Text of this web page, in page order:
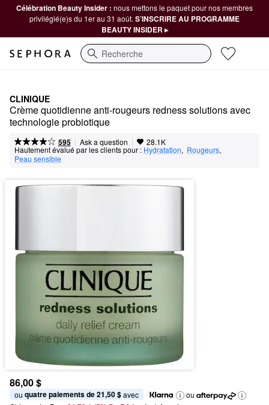
Célébration Beauty Insider : nous mettons le paquet pour nos membres
privilégié(e)s du 1er au 31 août. S’INSCRIRE AU PROGRAMME
BEAUTY INSIDER ▸
Recherche
CLINIQUE
Crème quotidienne anti-rougeurs redness solutions avec
technologie probiotique
595 | Ask a question | 28.1K
Hautement évalué par les clients pour : Hydratation, Rougeurs,
Peau sensible
86,00 $
ou quatre paiements de 21,50 $ avec
ou